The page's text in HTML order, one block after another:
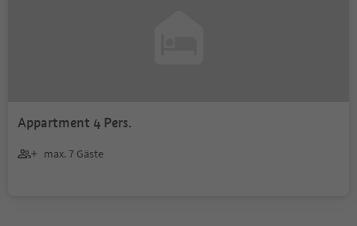
Appartment 4 Pers.
max. 7 Gäste